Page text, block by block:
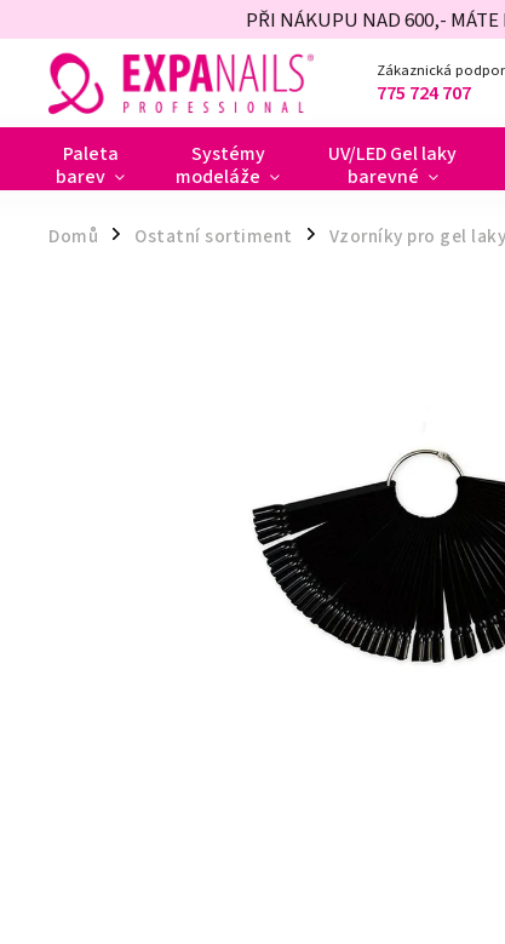
PŘI NÁKUPU NAD 600,-
Zákaznická
775 724 707
Paleta
barev
Systémy
modeláže
UV/LED Gel laky
barevné
Domů / Ostatní sortiment / Vzorníky pro gel